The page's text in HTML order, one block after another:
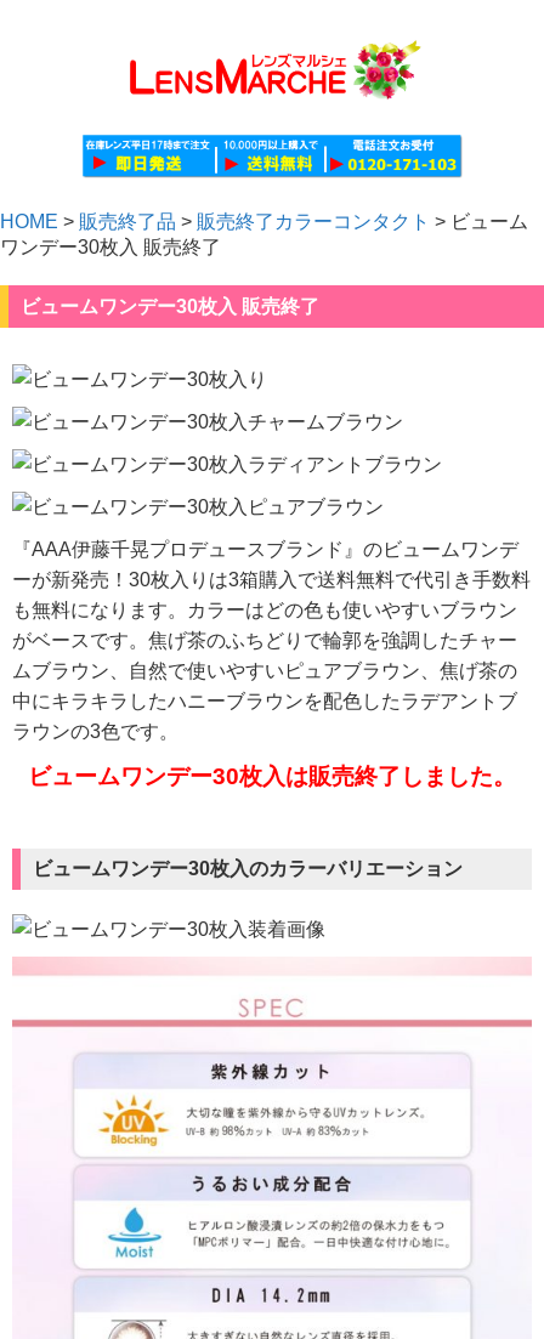
HOME > 販売終了品 > 販売終了カラーコンタクト > ビューム
ワンデー30枚入 販売終了
ビュームワンデー30枚入 販売終了
『AAA伊藤千晃プロデュースブランド』のビュームワンデ
ーが新発売！30枚入りは3箱購入で送料無料で代引き手数料
も無料になります。カラーはどの色も使いやすいブラウン
がベースです。焦げ茶のふちどりで輪郭を強調したチャー
ムブラウン、自然で使いやすいピュアブラウン、焦げ茶の
中にキラキラしたハニーブラウンを配色したラデアントブ
ラウンの3色です。
ビュームワンデー30枚入は販売終了しました。
ビュームワンデー30枚入のカラーバリエーション